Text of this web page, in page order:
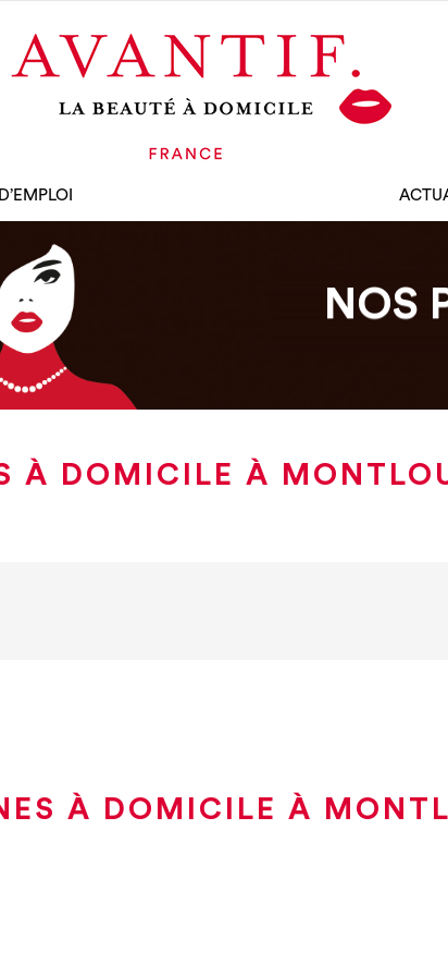
NOS
À DOMICILE À
À DOMICILE À